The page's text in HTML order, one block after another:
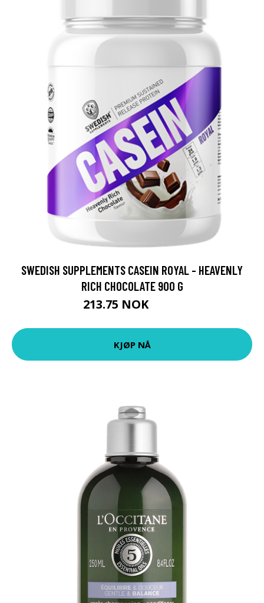
SWEDISH SUPPLEMENTS CASEIN ROYAL - HEAVENLY
RICH CHOCOLATE 900 G
213.75 NOK
KJØP NÅ